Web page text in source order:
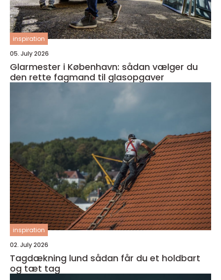
inspiration
05. July 2026
Glarmester i København: sådan vælger du
den rette fagmand til glasopgaver
inspiration
02. July 2026
Tagdækning lund sådan får du et holdbart
og tæt tag